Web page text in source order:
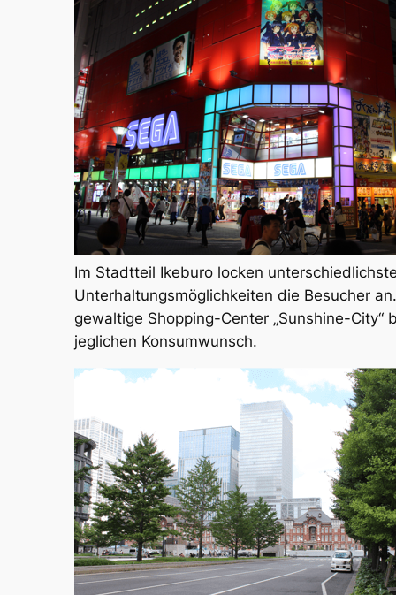
Im Stadtteil Ikeburo locken
Unterhaltungsmöglichkeiten die Besucher
gewaltige Shopping-Center „Sunshine-City“
jeglichen Konsumwunsch.